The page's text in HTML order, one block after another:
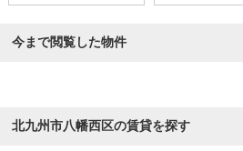
今まで閲覧した物件
北九州市八幡西区の賃貸を探す